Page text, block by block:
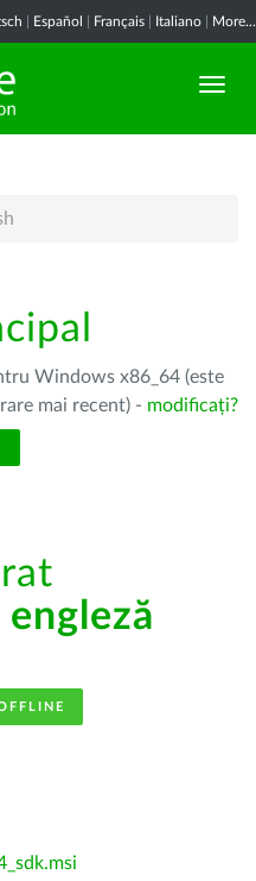
Español Français Italiano More...
Windows x86_64 (este
mai recent) - modificați?
engleză